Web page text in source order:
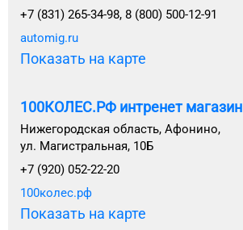
+7 (831) 265-34-98, 8 (800) 500-12-91
automig.ru
Показать на карте
100КОЛЕС.РФ интренет магазин
Нижегородская область, Афонино,
ул. Магистральная, 10Б
+7 (920) 052-22-20
100колес.рф
Показать на карте